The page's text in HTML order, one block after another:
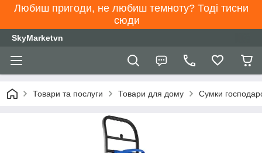
Любиш пригоди, не любиш темноту? Тоді тисни
сюди
SkyMarketvn
Товари та послуги Товари для дому Сумки